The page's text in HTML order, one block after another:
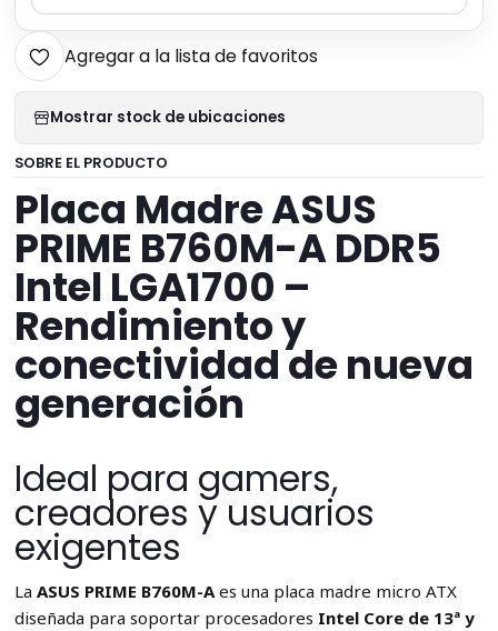
Agregar a la lista de favoritos
Mostrar stock de ubicaciones
SOBRE EL PRODUCTO
Placa Madre ASUS
PRIME B760M-A DDR5
Intel LGA1700 –
Rendimiento y
conectividad de nueva
generación
Ideal para gamers,
creadores y usuarios
exigentes
La ASUS PRIME B760M-Aes una placa madre micro ATX
diseñada para soportar procesadores Intel Core de 13ª y